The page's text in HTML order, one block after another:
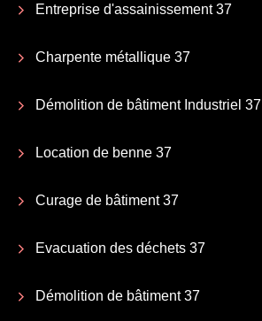
Entreprise d'assainissement 37
Charpente métallique 37
Démolition de bâtiment Industriel 37
Location de benne 37
Curage de bâtiment 37
Evacuation des déchets 37
Démolition de bâtiment 37